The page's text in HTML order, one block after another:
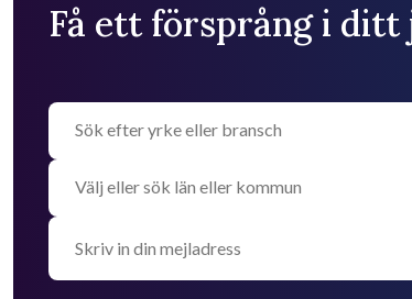
Få ett försprång i ditt